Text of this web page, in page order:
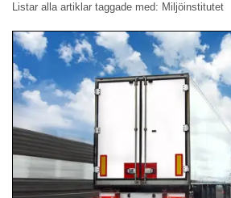
Listar alla artiklar taggade med: Miljöinstitutet